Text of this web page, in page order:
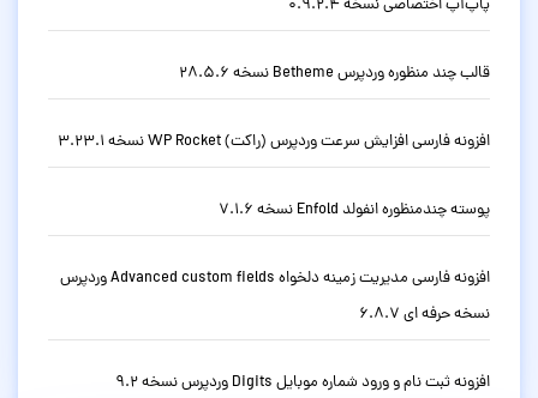
پاپ‌آپ اختصاصی نسخه 0.9.2.4
قالب چند منظوره وردپرس Betheme نسخه 28.5.6
افزونه فارسی افزایش سرعت وردپرس (راکت) WP Rocket نسخه 3.23.1
پوسته چندمنظوره انفولد Enfold نسخه 7.1.6
افزونه فارسی مدیریت زمینه دلخواه Advanced custom fields وردپرس
نسخه حرفه ای 6.8.7
افزونه ثبت نام و ورود شماره موبایل Digits وردپرس نسخه 9.2